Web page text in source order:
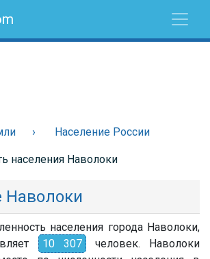
Население России
населения Наволоки
Наволоки
населения города Наволоки,
10 307 человек. Наволоки